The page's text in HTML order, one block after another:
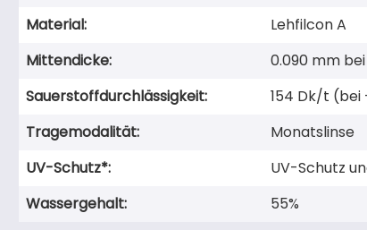
Material:
Lehfilcon A
Mittendicke:
0.090 mm
Sauerstoffdurchlässigkeit:
154 Dk/t (bei
Tragemodalität:
Monatslinse
UV-Schutz*:
UV-Schutz
Wassergehalt:
55%